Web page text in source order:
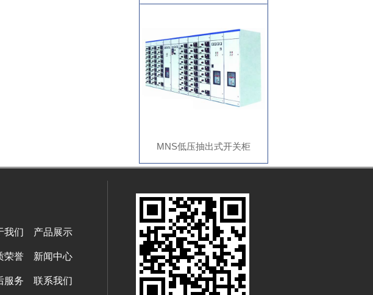
MNS低压抽出式开关柜
我们 产品展示
荣誉 新闻中心
服务 联系我们